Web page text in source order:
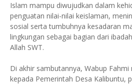
Islam mampu diwujudkan dalam
penguatan nilai-nilai keislaman,
sosial serta tumbuhnya kesadaran
lingkungan sebagai bagian dari
Allah SWT.
Di akhir sambutannya, Wabup
kepada Pemerintah Desa Kalibuntu,